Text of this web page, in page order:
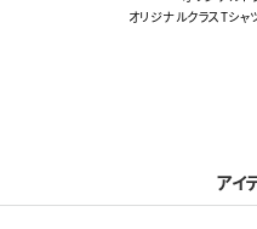
オリジナルクラスTシャ
アイ